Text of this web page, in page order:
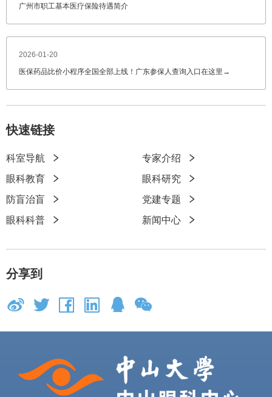
广州市职工基本医疗保险待遇简介
2026-01-20
医保药品比价小程序全国全部上线！广东参保人查询入口在这里→
快速链接
快
速
链
科室导航
专家介绍
眼科教育
眼科研究
防盲治盲
党建专题
眼科科普
新闻中心
分享到